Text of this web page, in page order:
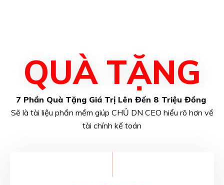
QUÀ TẶNG
7 Phần Quà Tặng Giá Trị Lên Đến 8 Triệu Đồng
Sẽ là tài liệu phần mềm giúp CHỦ DN CEO hiểu rõ hơn về
tài chính kế toán